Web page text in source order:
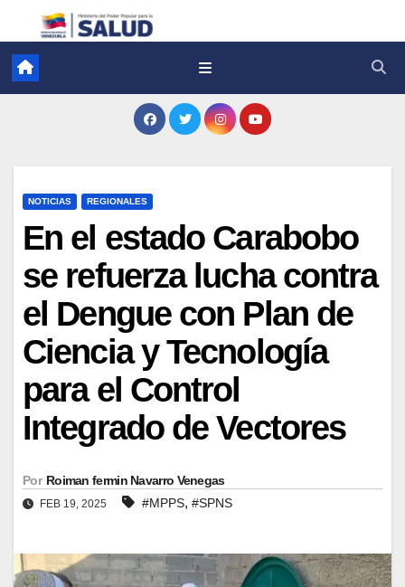
NOTICIAS REGIONALES
En el estado Carabobo
se refuerza lucha contra
el Dengue con Plan de
Ciencia y Tecnología
para el Control
Integrado de Vectores
Por Roiman fermin Navarro Venegas
FEB 19, 2025 #MPPS, #SPNS